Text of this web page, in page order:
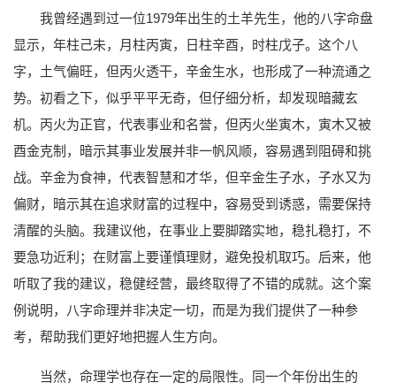
我曾经遇到过一位1979年出生的土羊先生，他的八字命盘
显示，年柱己未，月柱丙寅，日柱辛酉，时柱戊子。这个八
字，土气偏旺，但丙火透干，辛金生水，也形成了一种流通之
势。初看之下，似乎平平无奇，但仔细分析，却发现暗藏玄
机。丙火为正官，代表事业和名誉，但丙火坐寅木，寅木又被
酉金克制，暗示其事业发展并非一帆风顺，容易遇到阻碍和挑
战。辛金为食神，代表智慧和才华，但辛金生子水，子水又为
偏财，暗示其在追求财富的过程中，容易受到诱惑，需要保持
清醒的头脑。我建议他，在事业上要脚踏实地，稳扎稳打，不
要急功近利；在财富上要谨慎理财，避免投机取巧。后来，他
听取了我的建议，稳健经营，最终取得了不错的成就。这个案
例说明，八字命理并非决定一切，而是为我们提供了一种参
考，帮助我们更好地把握人生方向。
当然，命理学也存在一定的局限性。同一个年份出生的